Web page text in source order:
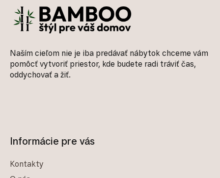
Naším cieľom nie je iba predávať nábytok chceme vám
pomôcť vytvoriť priestor, kde budete radi tráviť čas,
oddychovať a žiť.
Informácie pre vás
Kontakty